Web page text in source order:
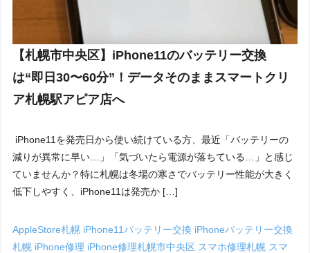
【札幌市中央区】iPhone11のバッテリー交換
は“即日30〜60分”！データそのままスマートクリ
ア札幌駅アピア店へ
iPhone11を発売日から使い続けている方、最近「バッテリーの
減りが異常に早い…」「気づいたら電源が落ちている…」と感じ
ていませんか？特に札幌は冬場の寒さでバッテリー性能が大きく
低下しやすく、iPhone11は発売か […]
AppleStore札幌 iPhone11バッテリー交換 iPhoneバッテリー交換
札幌 iPhone修理 iPhone修理札幌市中央区 スマホ修理札幌 スマ